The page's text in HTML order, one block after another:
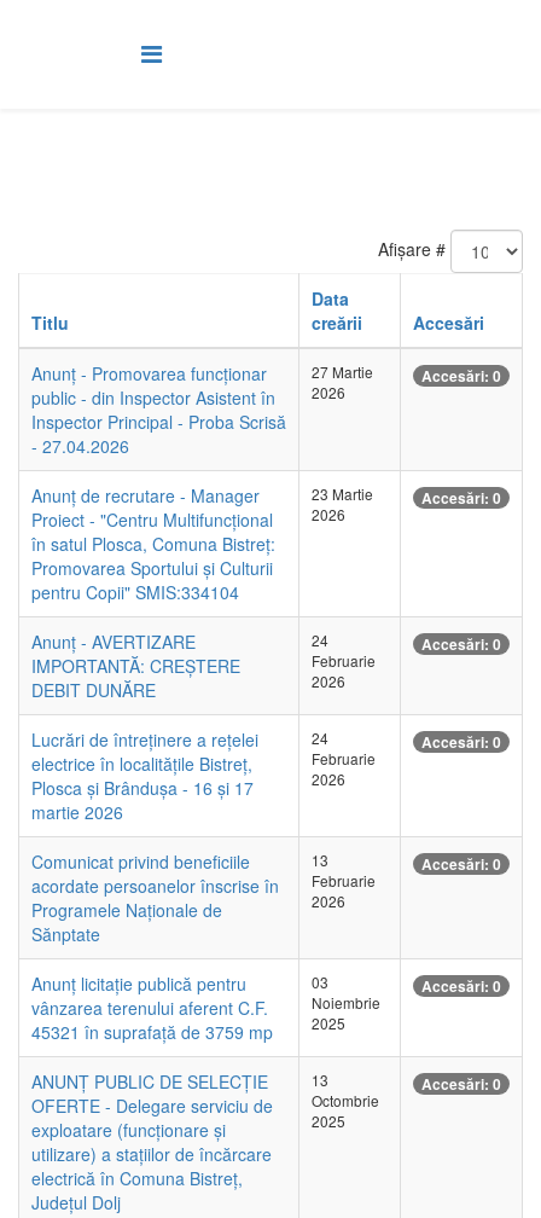
Afișare #
Titlu
Data
creării
Accesări
Anunț - Promovarea funcționar
public - din Inspector Asistent în
Inspector Principal - Proba Scrisă
- 27.04.2026
27 Martie
2026
Accesări: 0
Anunț de recrutare - Manager
Proiect - "Centru Multifuncțional
în satul Plosca, Comuna Bistreț:
Promovarea Sportului și Culturii
pentru Copii" SMIS:334104
23 Martie
2026
Accesări: 0
Anunț - AVERTIZARE
IMPORTANTĂ: CREȘTERE
DEBIT DUNĂRE
24
Februarie
2026
Accesări: 0
Lucrări de întreținere a rețelei
electrice în localitățile Bistreț,
Plosca și Brândușa - 16 și 17
martie 2026
24
Februarie
2026
Accesări: 0
Comunicat privind beneficiile
acordate persoanelor înscrise în
Programele Naționale de
Sănptate
13
Februarie
2026
Accesări: 0
Anunț licitație publică pentru
vânzarea terenului aferent C.F.
45321 în suprafață de 3759 mp
03
Noiembrie
2025
Accesări: 0
ANUNȚ PUBLIC DE SELECȚIE
OFERTE - Delegare serviciu de
exploatare (funcționare și
utilizare) a stațiilor de încărcare
electrică în Comuna Bistreț,
Județul Dolj
13
Octombrie
2025
Accesări: 0